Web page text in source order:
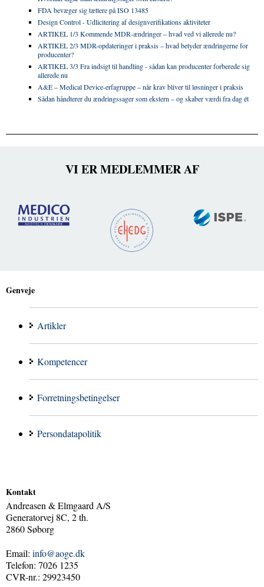
FDA bevæger sig tættere på ISO 13485
Design Control - Udlicitering af designverifikations aktiviteter
ARTIKEL 1/3 Kommende MDR‑ændringer – hvad ved vi allerede nu?
ARTIKEL 2/3 MDR-opdateringer i praksis – hvad betyder ændringerne for
producenter?
ARTIKEL 3/3 Fra indsigt til handling - sådan kan producenter forberede sig
allerede nu
A&E – Medical Device-erfagruppe – når krav bliver til løsninger i praksis
Sådan håndterer du ændringssager som ekstern – og skaber værdi fra dag ét
VI ER MEDLEMMER AF
Genveje
Artikler
Kompetencer
Forretningsbetingelser
Persondatapolitik
Kontakt
Andreasen & Elmgaard A/S
Generatorvej 8C, 2 th.
2860 Søborg
Email: info@aoge.dk
Telefon: 7026 1235
CVR-nr.: 29923450